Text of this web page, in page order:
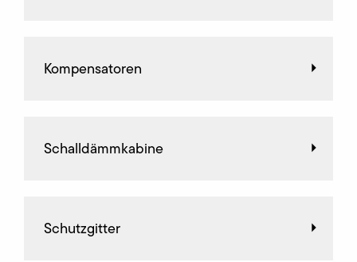
Kompensatoren
Schalldämmkabine
Schutzgitter